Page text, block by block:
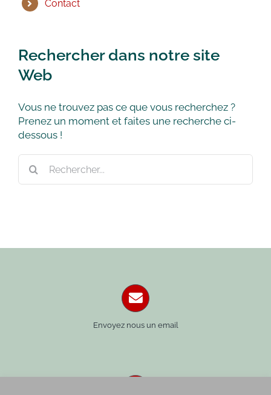
Contact
Rechercher dans notre site
Web
Vous ne trouvez pas ce que vous recherchez ?
Prenez un moment et faites une recherche ci-
dessous !
Envoyez nous un email